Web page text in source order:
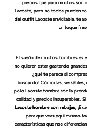
precios que para muchos son
Lacoste, pero no todos pueden
del outfit Lacoste envidiable, te
un toque
El sueño de muchos hombres es
no quieren estar gastando
¿qué te parece si
buscando! Cómodas, versátiles,
polo Lacoste hombre son la
calidad y precios insuperables.
Lacoste hombre con rebajas,
para que veas aquí mismo
características que nos